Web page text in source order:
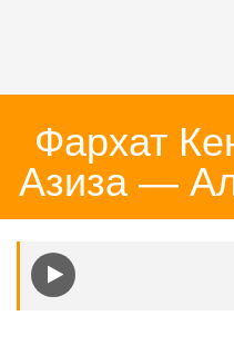
Фархат
Азиза —